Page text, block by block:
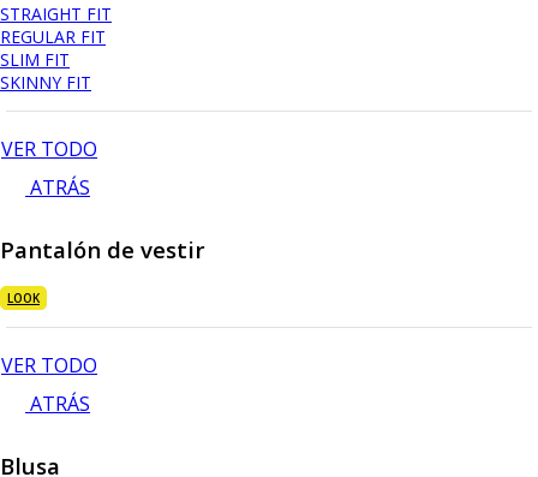
STRAIGHT FIT
REGULAR FIT
SLIM FIT
SKINNY FIT
VER TODO
ATRÁS
Pantalón de vestir
LOOK
VER TODO
ATRÁS
Blusa